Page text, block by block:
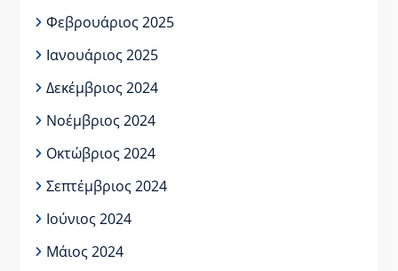
Φεβρουάριος 2025
Ιανουάριος 2025
Δεκέμβριος 2024
Νοέμβριος 2024
Οκτώβριος 2024
Σεπτέμβριος 2024
Ιούνιος 2024
Μάιος 2024